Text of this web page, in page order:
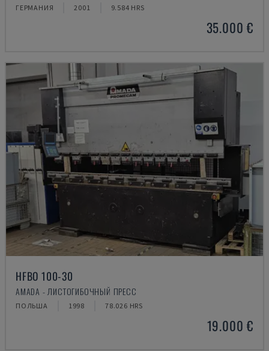
ГЕРМАНИЯ 2001 9.584 HRS
35.000 €
HFBO 100-30
AMADA - ЛИСТОГИБОЧНЫЙ ПРЕСС
ПОЛЬША 1998 78.026 HRS
19.000 €